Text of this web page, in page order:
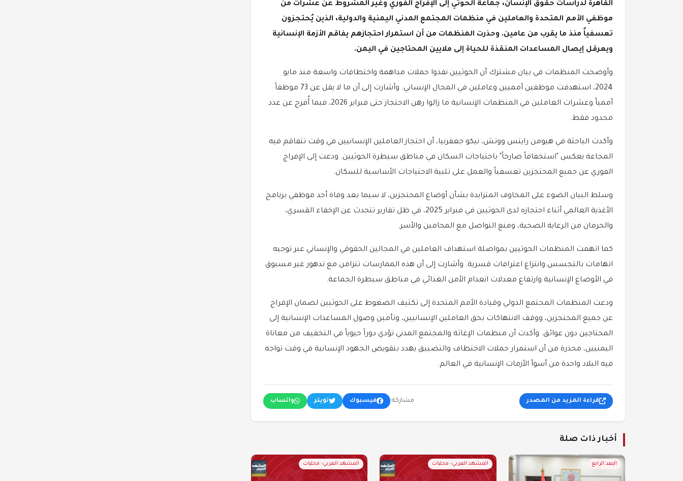
القاهرة لدراسات حقوق الإنسان، جماعة الحوثي إلى الإفراج الفوري وغير المشروط عن عشرات من
موظفي الأمم المتحدة والعاملين في منظمات المجتمع المدني اليمنية والدولية، الذين يُحتجزون
تعسفياً منذ ما يقرب من عامين. وحذرت المنظمات من أن استمرار احتجازهم يفاقم الأزمة الإنسانية
ويعرقل إيصال المساعدات المنقذة للحياة إلى ملايين المحتاجين في اليمن.
وأوضحت المنظمات في بيان مشترك أن الحوثيين نفذوا حملات مداهمة واختطافات واسعة منذ مايو
2024، استهدفت موظفين أمميين وعاملين في المجال الإنساني. وأشارت إلى أن ما لا يقل عن 73 موظفاً
أممياً وعشرات العاملين في المنظمات الإنسانية ما زالوا رهن الاحتجاز حتى فبراير 2026، فيما أُفرج عن عدد
محدود فقط.
وأكدت الباحثة في هيومن رايتس ووتش، نيكو جعفرنيا، أن احتجاز العاملين الإنسانيين في وقت تتفاقم فيه
المجاعة يعكس "استخفافاً صارخاً" باحتياجات السكان في مناطق سيطرة الحوثيين. ودعت إلى الإفراج
الفوري عن جميع المحتجزين تعسفياً والعمل على تلبية الاحتياجات الأساسية للسكان.
وسلط البيان الضوء على المخاوف المتزايدة بشأن أوضاع المحتجزين، لا سيما بعد وفاة أحد موظفي برنامج
الأغذية العالمي أثناء احتجازه لدى الحوثيين في فبراير 2025، في ظل تقارير تتحدث عن الإخفاء القسري،
والحرمان من الرعاية الصحية، ومنع التواصل مع المحامين والأسر.
كما اتهمت المنظمات الحوثيين بمواصلة استهداف العاملين في المجالين الحقوقي والإنساني عبر توجيه
اتهامات بالتجسس وانتزاع اعترافات قسرية. وأشارت إلى أن هذه الممارسات تتزامن مع تدهور غير مسبوق
في الأوضاع الإنسانية وارتفاع معدلات انعدام الأمن الغذائي في مناطق سيطرة الجماعة.
ودعت المنظمات المجتمع الدولي وقيادة الأمم المتحدة إلى تكثيف الضغوط على الحوثيين لضمان الإفراج
عن جميع المحتجزين، ووقف الانتهاكات بحق العاملين الإنسانيين، وتأمين وصول المساعدات الإنسانية إلى
المحتاجين دون عوائق. وأكدت أن منظمات الإغاثة والمجتمع المدني تؤدي دوراً حيوياً في التخفيف من معاناة
اليمنيين، محذرة من أن استمرار حملات الاختطاف والتضييق يهدد بتقويض الجهود الإنسانية في وقت تواجه
فيه البلاد واحدة من أسوأ الأزمات الإنسانية في العالم.
قراءة المزيد من المصدر مشاركة: فيسبوك تويتر واتساب
أخبار ذات صلة
البعد الرابع المشهد العربي- محليات المشهد العربي- محليات